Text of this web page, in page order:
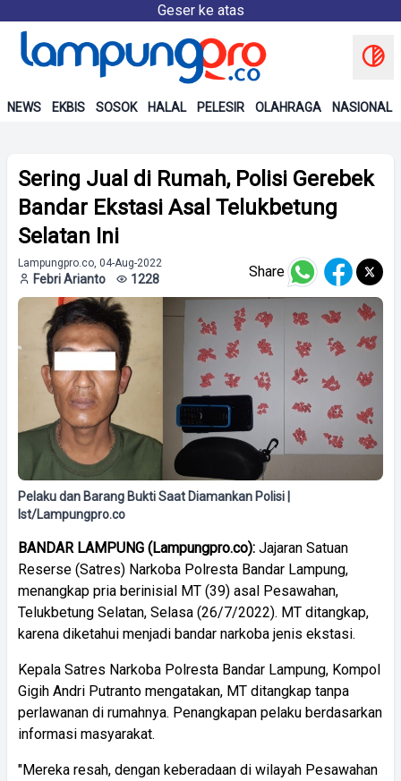
Geser ke atas
NEWS EKBIS SOSOK HALAL PELESIR OLAHRAGA NASIONAL
Sering Jual di Rumah, Polisi Gerebek
Bandar Ekstasi Asal Telukbetung
Selatan Ini
Lampungpro.co, 04-Aug-2022
Febri Arianto 1228 Share
Pelaku dan Barang Bukti Saat Diamankan Polisi |
Ist/Lampungpro.co
BANDAR LAMPUNG (Lampungpro.co): Jajaran Satuan
Reserse (Satres) Narkoba Polresta Bandar Lampung,
menangkap pria berinisial MT (39) asal Pesawahan,
Telukbetung Selatan, Selasa (26/7/2022). MT ditangkap,
karena diketahui menjadi bandar narkoba jenis ekstasi.
Kepala Satres Narkoba Polresta Bandar Lampung, Kompol
Gigih Andri Putranto mengatakan, MT ditangkap tanpa
perlawanan di rumahnya. Penangkapan pelaku berdasarkan
informasi masyarakat.
"Mereka resah, dengan keberadaan di wilayah Pesawahan